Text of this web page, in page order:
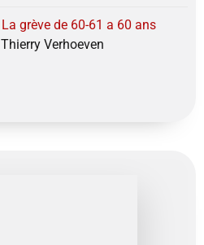
La grève de 60-61 a 60 ans
Thierry Verhoeven